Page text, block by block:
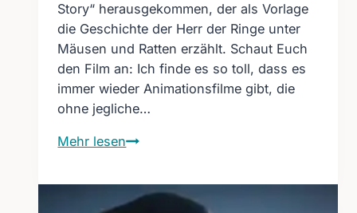
Story“ herausgekommen, der als Vorlage
die Geschichte der Herr der Ringe unter
Mäusen und Ratten erzählt. Schaut Euch
den Film an: Ich finde es so toll, dass es
immer wieder Animationsfilme gibt, die
ohne jegliche…
Mehr lesenAnimationsfilm
–
a